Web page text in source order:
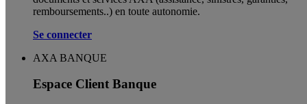
remboursements..) en toute autonomie. ​
Se connecter
AXA BANQUE
Espace Client Banque